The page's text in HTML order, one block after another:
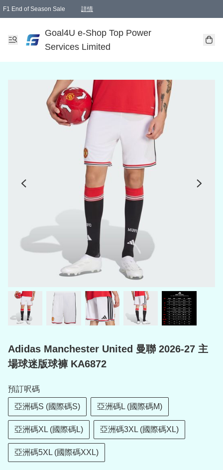
F1 End of Season Sale 詳情
Goal4U e-Shop Top Power
Services Limited
Adidas Manchester United 曼聯 2026-27 主
場球迷版球褲 KA6872
預訂呎碼
亞洲碼S (國際碼S) 亞洲碼L (國際碼M)
亞洲碼XL (國際碼L) 亞洲碼3XL (國際碼XL)
亞洲碼5XL (國際碼XXL)